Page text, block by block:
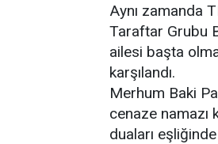
Aynı zamanda
Taraftar Grubu
ailesi başta
karşılandı.
Merhum Baki
cenaze namazı
duaları